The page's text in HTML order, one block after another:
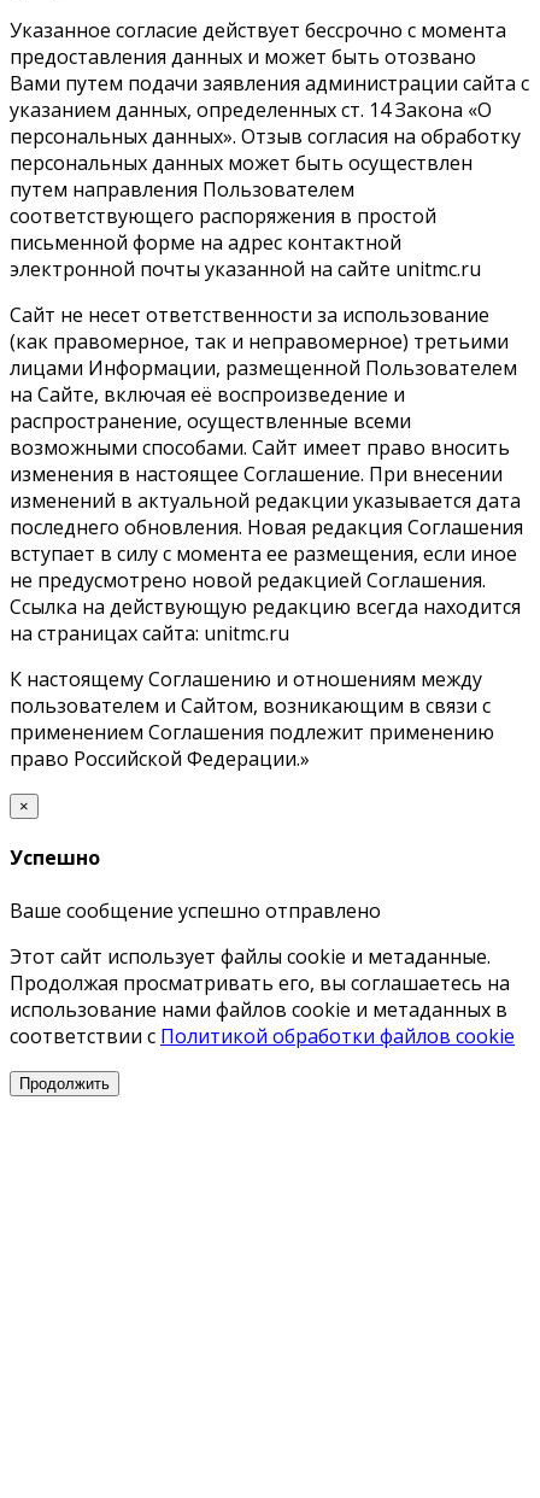
Указанное согласие действует бессрочно с момента
предоставления данных и может быть отозвано
Вами путем подачи заявления администрации сайта с
указанием данных, определенных ст. 14 Закона «О
персональных данных». Отзыв согласия на обработку
персональных данных может быть осуществлен
путем направления Пользователем
соответствующего распоряжения в простой
письменной форме на адрес контактной
электронной почты указанной на сайте unitmc.ru
Сайт не несет ответственности за использование
(как правомерное, так и неправомерное) третьими
лицами Информации, размещенной Пользователем
на Сайте, включая её воспроизведение и
распространение, осуществленные всеми
возможными способами. Сайт имеет право вносить
изменения в настоящее Соглашение. При внесении
изменений в актуальной редакции указывается дата
последнего обновления. Новая редакция Соглашения
вступает в силу с момента ее размещения, если иное
не предусмотрено новой редакцией Соглашения.
Ссылка на действующую редакцию всегда находится
на страницах сайта: unitmc.ru
К настоящему Соглашению и отношениям между
пользователем и Сайтом, возникающим в связи с
применением Соглашения подлежит применению
право Российской Федерации.»
×
Успешно
Ваше сообщение успешно отправлено
Этот сайт использует файлы cookie и метаданные.
Продолжая просматривать его, вы соглашаетесь на
использование нами файлов cookie и метаданных в
соответствии с Политикой обработки файлов cookie
Продолжить